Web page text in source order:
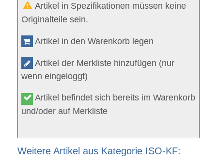
Artikel in Spezifikationen müssen keine
Originalteile sein.
Artikel in den Warenkorb legen
Artikel der Merkliste hinzufügen (nur
wenn eingeloggt)
Artikel befindet sich bereits im Warenkorb
und/oder auf Merkliste
Weitere Artikel aus Kategorie ISO-KF: